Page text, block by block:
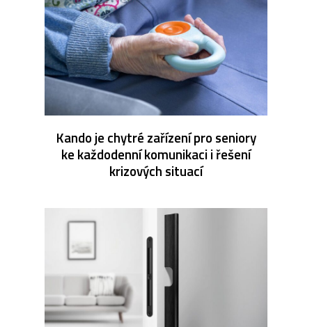
Kando je chytré zařízení pro seniory
ke každodenní komunikaci i řešení
krizových situací